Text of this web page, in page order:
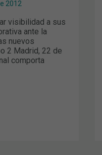
2012
visibilidad a sus
ante la
nuevos
2 Madrid, 22 de
comporta